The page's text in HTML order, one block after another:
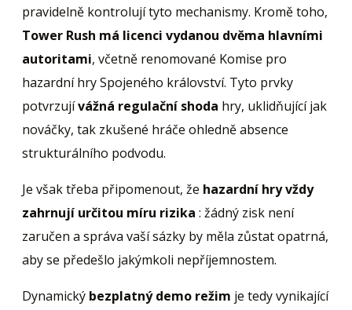
pravidelně kontrolují tyto mechanismy. Kromě toho,
Tower Rush má licenci vydanou dvěma hlavními
autoritami, včetně renomované Komise pro
hazardní hry Spojeného království. Tyto prvky
potvrzujívážná regulační shoda hry, uklidňující jak
nováčky, tak zkušené hráče ohledně absence
strukturálního podvodu.
Je však třeba připomenout, že hazardní hry vždy
zahrnují určitou míru rizika : žádný zisk není
zaručen a správa vaší sázky by měla zůstat opatrná,
aby se předešlo jakýmkoli nepříjemnostem.
Dynamický bezplatný demo režim je tedy vynikající